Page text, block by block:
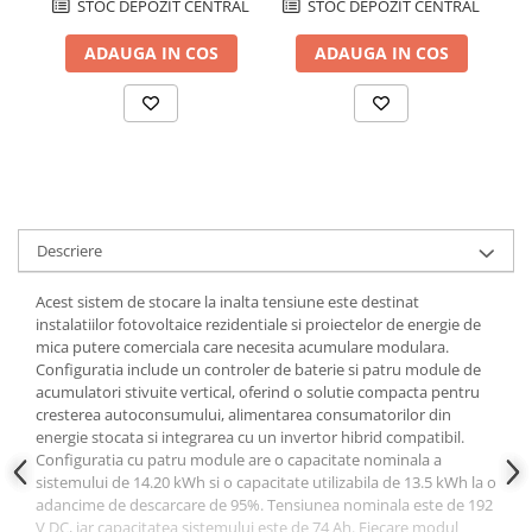
STOC DEPOZIT CENTRAL
ADAUGA IN COS
STOC DEPOZIT CENTRAL
ADAUGA IN COS
Descriere
Acest sistem de stocare la inalta tensiune este destinat
instalatiilor fotovoltaice rezidentiale si proiectelor de energie de
mica putere comerciala care necesita acumulare modulara.
Configuratia include un controler de baterie si patru module de
acumulatori stivuite vertical, oferind o solutie compacta pentru
cresterea autoconsumului, alimentarea consumatorilor din
energie stocata si integrarea cu un invertor hibrid compatibil.
Configuratia cu patru module are o capacitate nominala a
sistemului de 14.20 kWh si o capacitate utilizabila de 13.5 kWh la o
adancime de descarcare de 95%. Tensiunea nominala este de 192
V DC, iar capacitatea sistemului este de 74 Ah. Fiecare modul